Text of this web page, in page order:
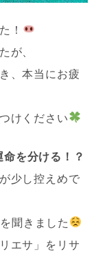
！
が、
、本当にお疲
けください
を分ける！？
少し控えめで
聞きました
エサ」をリサ